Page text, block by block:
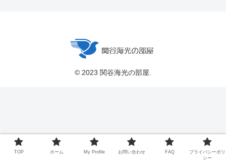
© 2023 関谷海光の部屋.
TOP ホーム My Profile お問い合わせ FAQ
プライバシーポリ
シー